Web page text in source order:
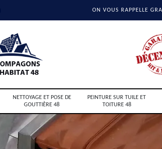
ON VOUS RAPPELLE
NETTOYAGE ET POSE DE
GOUTTIÈRE 48
PEINTURE SUR TUILE ET
TOITURE 48